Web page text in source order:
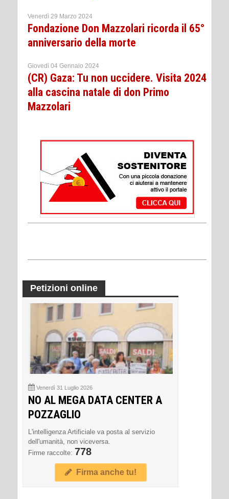
Venerdì 29 Marzo 2024
Fondazione Don Mazzolari ricorda il 65°
anniversario della morte
Giovedì 04 Gennaio 2024
(CR) Gaza: Tu non uccidere. Visita 2024
alla cascina natale di don Primo
Mazzolari
Petizioni online
Venerdì 31 Luglio 2026
NO AL MEGA DATA CENTER A
POZZAGLIO
L'intelligenza Artificiale va posta al servizio
dell'umanità, non viceversa.
Firme raccolte: 778
Firma anche tu!